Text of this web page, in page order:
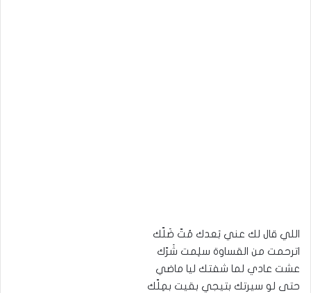
اللي قال لك عني بَعدك مُتّ ضَلّك
اترحمت من القساوة سلِمت شَرّك
عشت عادي لما شفتك ليا ماضي
حتى لو سيرتك بتيجي بقيت بمِلّك